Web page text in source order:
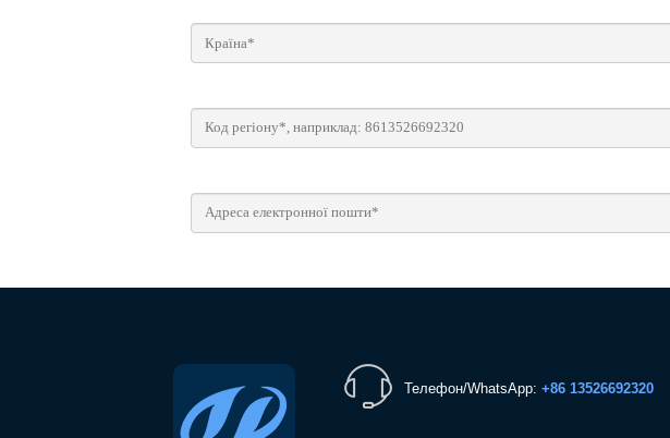
Телефон/WhatsApp: +86 13526692320